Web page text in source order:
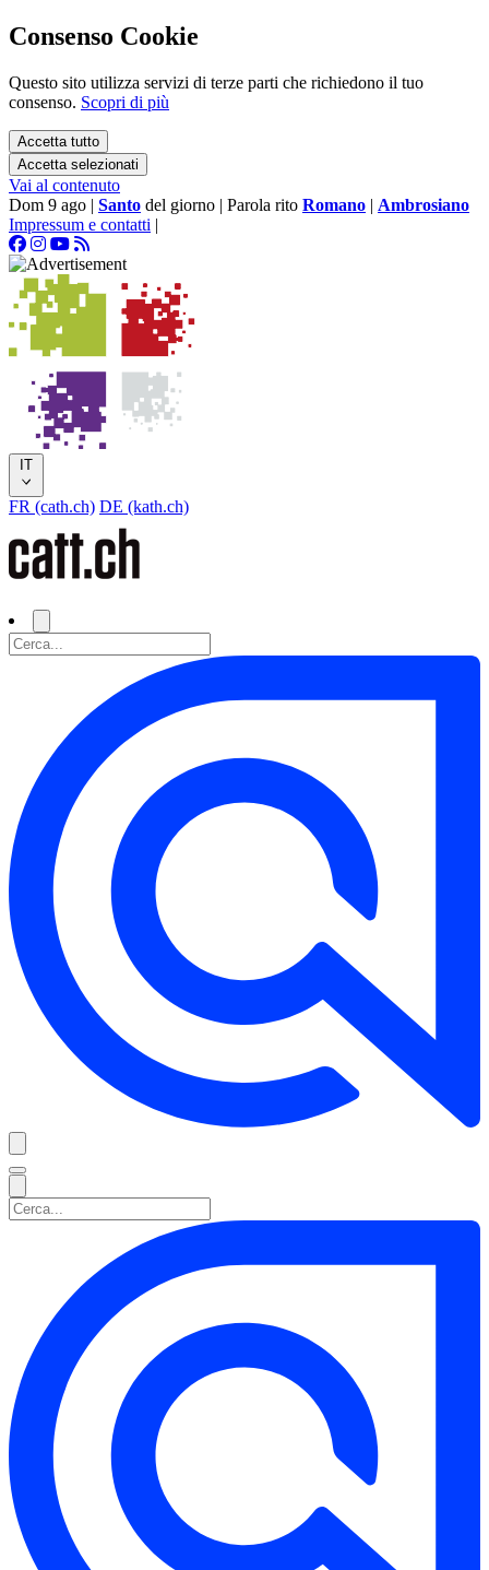
Consenso Cookie
Questo sito utilizza servizi di terze parti che richiedono il tuo
consenso. Scopri di più
Accetta tutto
Accetta selezionati
Vai al contenuto
Dom 9 ago | Santo del giorno | Parola rito Romano | Ambrosiano
Impressum e contatti |
IT
FR (cath.ch) DE (kath.ch)